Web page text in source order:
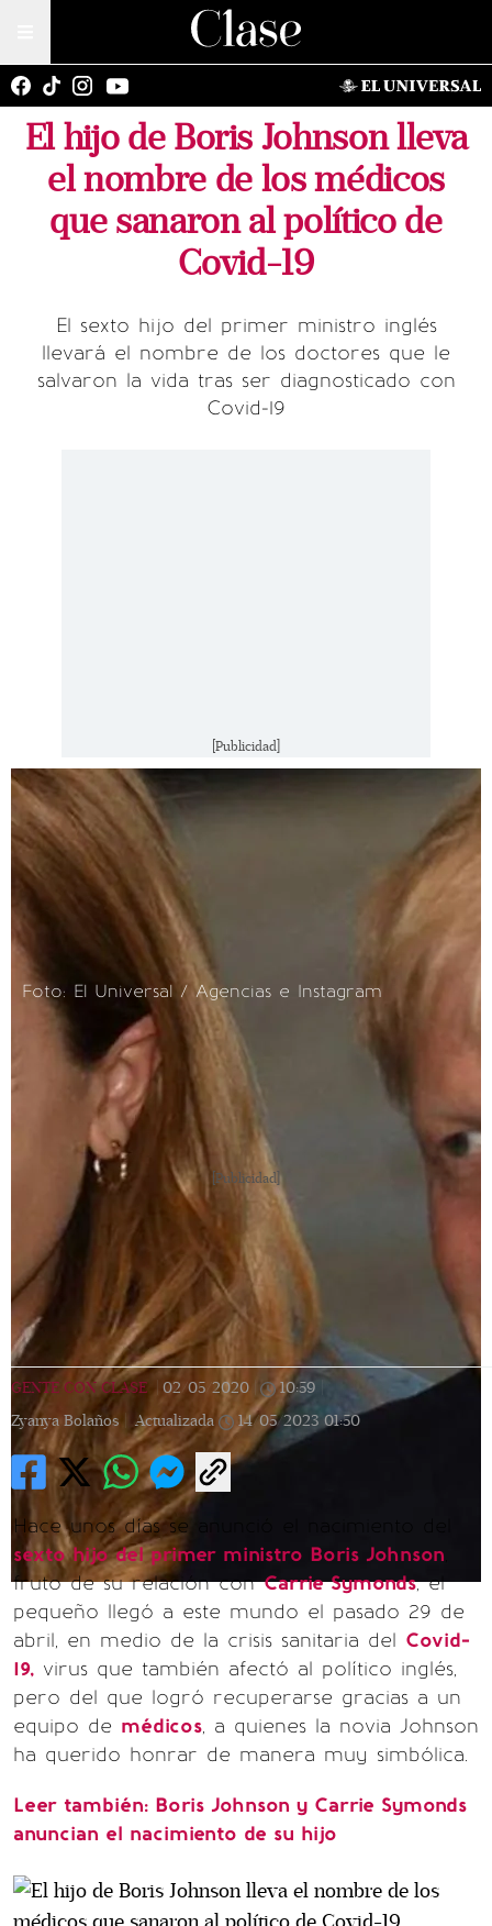
El hijo de Boris Johnson lleva
el nombre de los médicos
que sanaron al político de
Covid-19
El sexto hijo del primer ministro inglés
llevará el nombre de los doctores que le
salvaron la vida tras ser diagnosticado con
Covid-19
[Publicidad]
Foto: El Universal / Agencias e Instagram
[Publicidad]
GENTE CON CLASE 02/05/2020 10:59
Zyanya Bolaños |
Actualizada 14/05/2023 01:50
Hace unos días se anunció el nacimiento del
sexto hijo del primer ministro Boris Johnson
fruto de su relación conCarrie Symonds, el
pequeño llegó a este mundo el pasado 29 de
abril, en medio de la crisis sanitaria del Covid-
19, virus que también afectó al político inglés,
pero del que logró recuperarse gracias a un
equipo de médicos, a quienes la novia Johnson
ha querido honrar de manera muy simbólica.
Leer también: Boris Johnson y Carrie Symonds
anuncian el nacimiento de su hijo